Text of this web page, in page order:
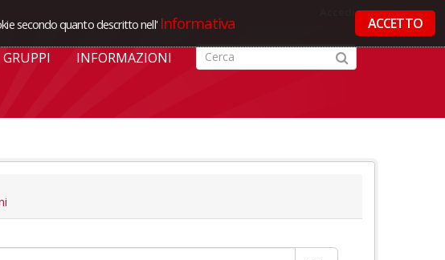
secondo quanto descritto nell' Informativa ACCETTO
GRUPPI INFORMAZIONI